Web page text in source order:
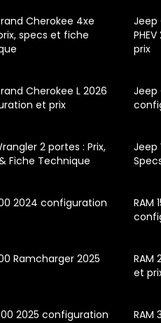
Cherokee 4xe
specs et fiche
Jeep
prix
Cherokee L 2026
et prix
Jeep
2 portes : Prix,
Fiche Technique
Jeep
2024 configuration
RAM
Ramcharger 2025
RAM
et
2025 configuration
RAM